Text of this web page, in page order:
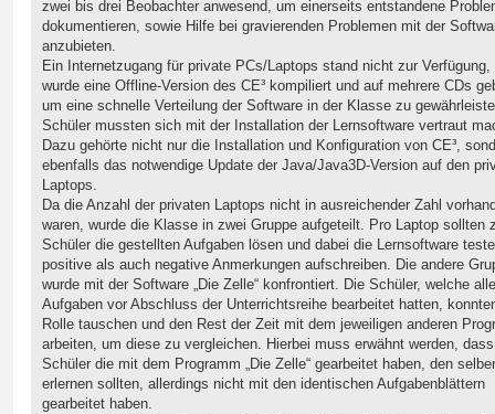
zwei bis drei Beobachter anwesend, um einerseits entstandene
dokumentieren, sowie Hilfe bei gravierenden Problemen mit der
anzubieten.
Ein Internetzugang für private PCs/Laptops stand nicht zur
wurde eine Offline-Version des CE³ kompiliert und auf mehrere CDs
um eine schnelle Verteilung der Software in der Klasse zu
Schüler mussten sich mit der Installation der Lernsoftware vertraut
Dazu gehörte nicht nur die Installation und Konfiguration von CE³,
ebenfalls das notwendige Update der Java/Java3D-Version auf den
Laptops.
Da die Anzahl der privaten Laptops nicht in ausreichender Zahl
waren, wurde die Klasse in zwei Gruppe aufgeteilt. Pro Laptop sollten
Schüler die gestellten Aufgaben lösen und dabei die Lernsoftware
positive als auch negative Anmerkungen aufschreiben. Die andere
wurde mit der Software „Die Zelle“ konfrontiert. Die Schüler, welche alle
Aufgaben vor Abschluss der Unterrichtsreihe bearbeitet hatten,
Rolle tauschen und den Rest der Zeit mit dem jeweiligen anderen
arbeiten, um diese zu vergleichen. Hierbei muss erwähnt werden,
Schüler die mit dem Programm „Die Zelle“ gearbeitet haben, den
erlernen sollten, allerdings nicht mit den identischen Aufgabenblättern
gearbeitet haben.